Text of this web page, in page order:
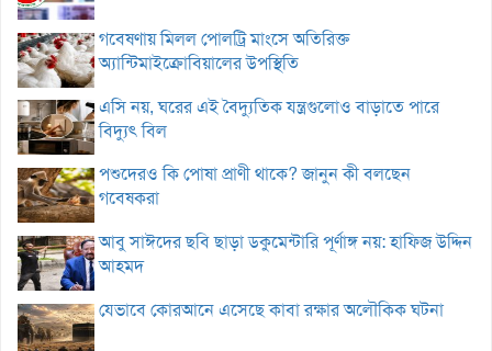
গবেষণায় মিলল পোলট্রি মাংসে অতিরিক্ত
অ্যান্টিমাইক্রোবিয়ালের উপস্থিতি
এসি নয়, ঘরের এই বৈদ্যুতিক যন্ত্রগুলোও বাড়াতে পারে
বিদ্যুৎ বিল
পশুদেরও কি পোষা প্রাণী থাকে? জানুন কী বলছেন
গবেষকরা
আবু সাঈদের ছবি ছাড়া ডকুমেন্টারি পূর্ণাঙ্গ নয়: হাফিজ উদ্দিন
আহমদ
যেভাবে কোরআনে এসেছে কাবা রক্ষার অলৌকিক ঘটনা